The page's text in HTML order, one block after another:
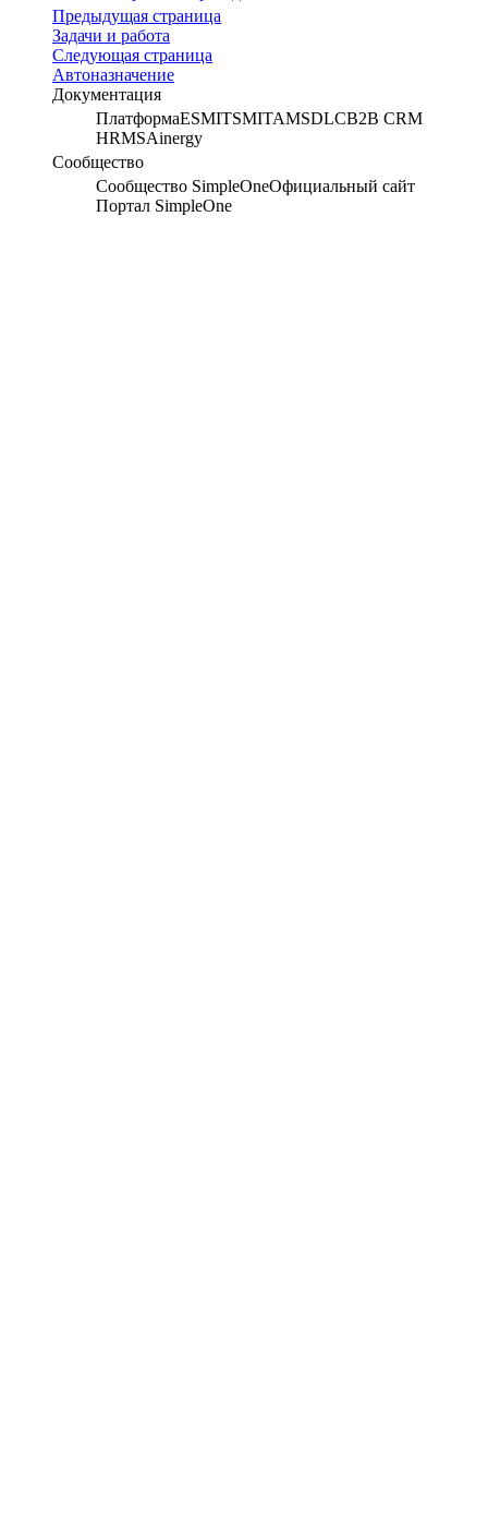
Предыдущая страница
Задачи и работа
Следующая страница
Автоназначение
Документация
ПлатформаESMITSMITAMSDLCB2B CRM
HRMSAinergy
Сообщество
Сообщество SimpleOneОфициальный сайт
Портал SimpleOne